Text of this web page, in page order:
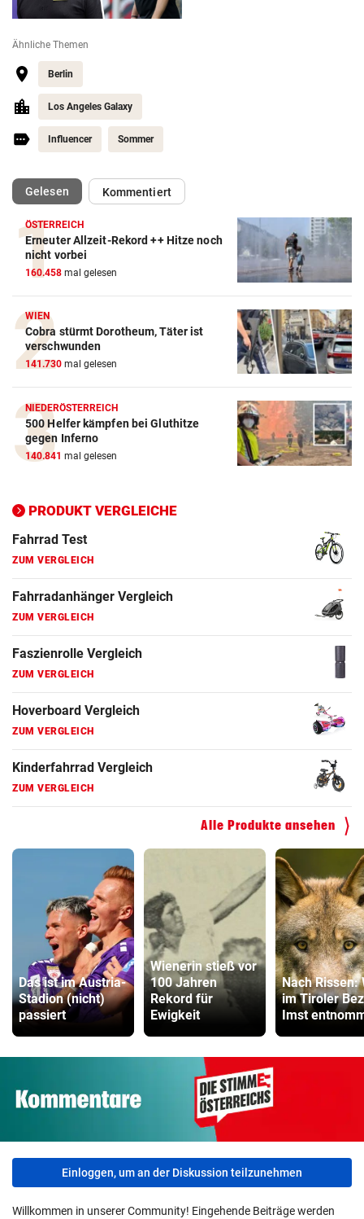
Ähnliche Themen
Berlin
Los Angeles Galaxy
Influencer Sommer
Gelesen(ausgewählt)Kommentiert
ÖSTERREICH
Erneuter Allzeit-Rekord ++ Hitze noch
nicht vorbei
160.458 mal gelesen
WIEN
Cobra stürmt Dorotheum, Täter ist
verschwunden
141.730 mal gelesen
NIEDERÖSTERREICH
500 Helfer kämpfen bei Gluthitze
gegen Inferno
140.841 mal gelesen
PRODUKT VERGLEICHE
Action-Cam Vergleich
ZUM VERGLEICH
Crosstrainer Vergleich
ZUM VERGLEICH
E-Bike Vergleich
ZUM VERGLEICH
Elektro-Scooter Vergleich
ZUM VERGLEICH
ZUM VERGLEICH
Fahrrad Test
ZUM VERGLEICH
Fahrradanhänger Vergleich
ZUM VERGLEICH
Faszienrolle Vergleich
ZUM VERGLEICH
Hoverboard Vergleich
ZUM VERGLEICH
Kinderfahrrad Vergleich
ZUM VERGLEICH
Alle Produkte ansehen
Das ist im Austria-
Stadion (nicht)
passiert
Wienerin stieß vor
100 Jahren
Rekord für
Ewigkeit
Nach Rissen:
im Tiroler
Imst
Einloggen, um an der Diskussion teilzunehmen
Willkommen in unserer Community! Eingehende Beiträge werden